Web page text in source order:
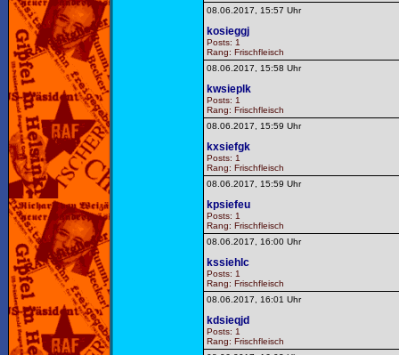
08.06.2017, 15:57 Uhr
kosieggj
Posts: 1
Rang: Frischfleisch
08.06.2017, 15:58 Uhr
kwsieplk
Posts: 1
Rang: Frischfleisch
08.06.2017, 15:59 Uhr
kxsiefgk
Posts: 1
Rang: Frischfleisch
08.06.2017, 15:59 Uhr
kpsiefeu
Posts: 1
Rang: Frischfleisch
08.06.2017, 16:00 Uhr
kssiehlc
Posts: 1
Rang: Frischfleisch
08.06.2017, 16:01 Uhr
kdsieqjd
Posts: 1
Rang: Frischfleisch